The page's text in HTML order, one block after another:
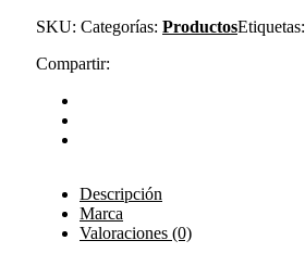
SKU: Categorías: ProductosEtiquetas:
Compartir:
Descripción
Marca
Valoraciones (0)